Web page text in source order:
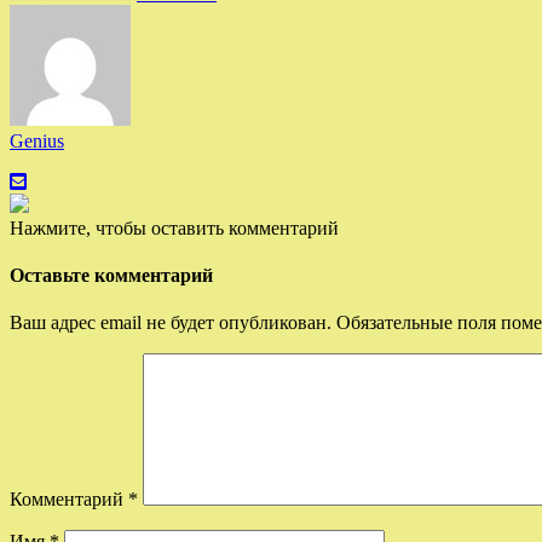
Genius
Нажмите, чтобы оставить комментарий
Оставьте комментарий
Ваш адрес email не будет опубликован. Обязательные поля
Комментарий *